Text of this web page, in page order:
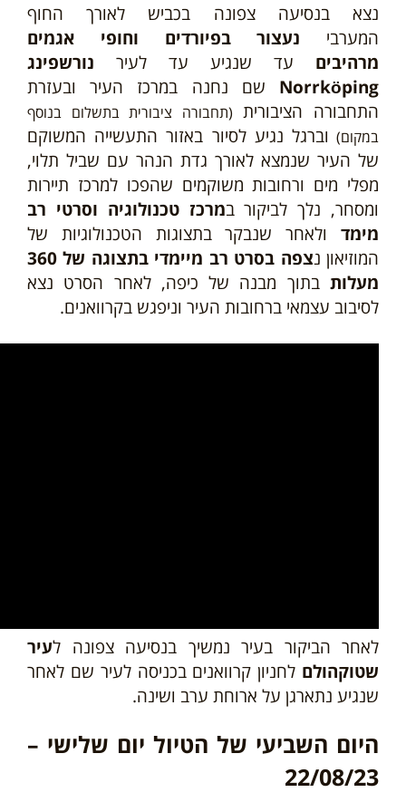
נצא בנסיעה צפונה בכביש לאורך החוף
המערבי נעצור בפיורדים וחופי אגמים
מרהיבים עד שנגיע עד לעיר נורשפינג
Norrköping
שם נחנה במרכז העיר ובעזרת
התחבורה הציבורית (תחבורה ציבורית בתשלום בנוסף
במקום) וברגל נגיע לסיור באזור התעשייה המשוקם
של העיר שנמצא לאורך גדת הנהר עם שביל תלוי,
מפלי מים ורחובות משוקמים שהפכו למרכז תיירות
ומסחר, נלך לביקור במרכז טכנולוגיה וסרטי רב
מימד ולאחר שנבקר בתצוגות הטכנולוגיות של
המוזיאון נ
צפה בסרט רב מיימדי בתצוגה של 360
מעלות בתוך מבנה של כיפה, לאחר הסרט נצא
לסיבוב עצמאי ברחובות העיר וניפגש בקרוואנים.
לאחר הביקור בעיר נמשיך בנסיעהצפונה לעיר
שטוקהולם לחניון קרוואנים בכניסה לעיר שם לאחר
שנגיע נתארגן על ארוחת ערב ושינה.
היום השביעי של הטיול יום שלישי –
22/08/23